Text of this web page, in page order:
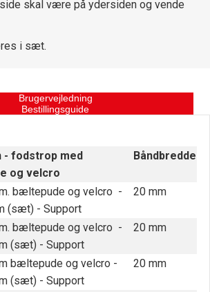
skal være på ydersiden og vende
i sæt.
Brugervejledning
Bestillingsguide
- fodstrop med
og velcro
Båndbredde
bæltepude og velcro -
(sæt) - Support
20 mm
bæltepude og velcro -
(sæt) - Support
20 mm
bæltepude og velcro -
(sæt) - Support
20 mm